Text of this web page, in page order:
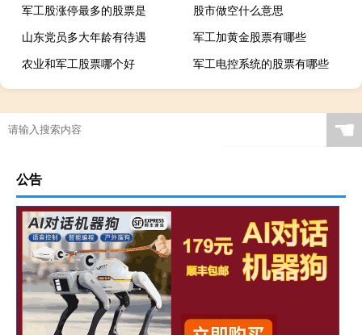
军工股涨停最多的股票是
股市做空什么意思
山东党员多大年龄有待遇
军工加黄金股票有哪些
农业和军工股票哪个好
军工电控系统的股票有哪些
☚
公告